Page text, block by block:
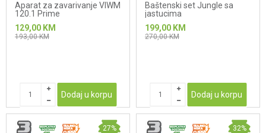
Aparat za zavarivanje VIWM
120.1 Prime
129,00 KM
193,00KM
Dodaj u korpu
Baštenski set Jungle sa
jastucima
199,00 KM
270,00KM
Dodaj u korpu
27% 32%